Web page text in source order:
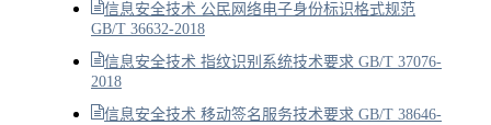
信息安全技术 公民网络电子身份标识格式规范
GB/T 36632-2018
信息安全技术 指纹识别系统技术要求 GB/T 37076-
2018
信息安全技术 移动签名服务技术要求 GB/T 38646-